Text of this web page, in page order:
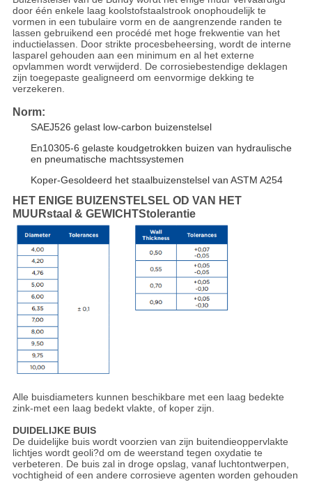
door één enkele laag koolstofstaalstrook onophoudelijk te
vormen in een tubulaire vorm en de aangrenzende randen te
lassen gebruikend een procédé met hoge frekwentie van het
inductielassen. Door strikte procesbeheersing, wordt de interne
lasparel gehouden aan een minimum en al het externe
opvlammen wordt verwijderd. De corrosiebestendige deklagen
zijn toegepaste gealigneerd om eenvormige dekking te
verzekeren.
Norm:
SAEJ526 gelast low-carbon buizenstelsel
En10305-6 gelaste koudgetrokken buizen van hydraulische
en pneumatische machtssystemen
Koper-Gesoldeerd het staalbuizenstelsel van ASTM A254
HET ENIGE BUIZENSTELSEL OD VAN HET
MUURstaal & GEWICHTStolerantie
Alle buisdiameters kunnen beschikbare met een laag bedekte
zink-met een laag bedekt vlakte, of koper zijn.
DUIDELIJKE BUIS
De duidelijke buis wordt voorzien van zijn buitendieoppervlakte
lichtjes wordt geoli?d om de weerstand tegen oxydatie te
verbeteren. De buis zal in droge opslag, vanaf luchtontwerpen,
vochtigheid of een andere corrosieve agenten worden gehouden